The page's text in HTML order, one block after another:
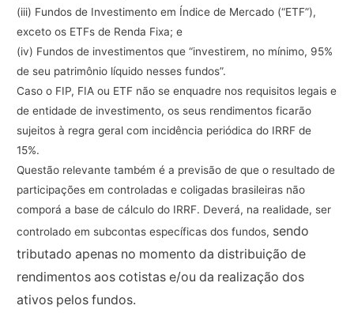
(iii) Fundos de Investimento em Índice de Mercado (“ETF”),
exceto os ETFs de Renda Fixa; e
(iv) Fundos de investimentos que “investirem, no mínimo, 95%
de seu patrimônio líquido nesses fundos”.
Caso o FIP, FIA ou ETF não se enquadre nos requisitos legais e
de entidade de investimento, os seus rendimentos ficarão
sujeitos à regra geral com incidência periódica do IRRF de
15%.
Questão relevante também é a previsão de que o resultado de
participações em controladas e coligadas brasileiras não
comporá a base de cálculo do IRRF. Deverá, na realidade, ser
controlado em subcontas específicas dos fundos, sendo
tributado apenas no momento da distribuição de
rendimentos aos cotistas e/ou da realização dos
ativos pelos fundos.